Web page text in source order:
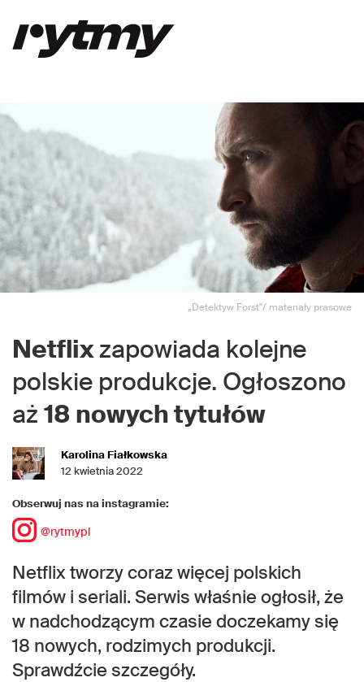
„Detektyw Forst"/ materiały prasowe
Netflixzapowiada kolejne
polskie produkcje. Ogłoszono
aż 18 nowych tytułów
Karolina Fiałkowska
12 kwietnia 2022
Obserwuj nas na instagramie:
@rytmypl
Netflix tworzy coraz więcej polskich
filmów i seriali. Serwis właśnie ogłosił, że
w nadchodzącym czasie doczekamy się
18 nowych, rodzimych produkcji.
Sprawdźcie szczegóły.